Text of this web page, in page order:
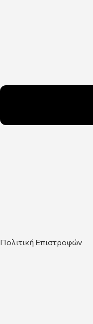
Πολιτική Επιστροφών